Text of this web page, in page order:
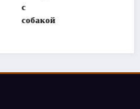
с
собакой